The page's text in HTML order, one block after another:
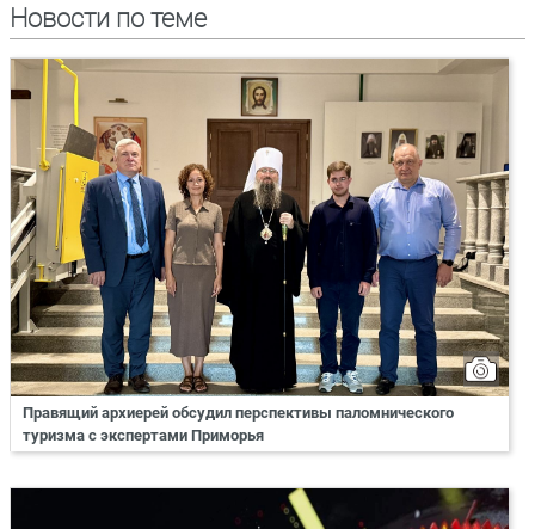
Новости по теме
Правящий архиерей обсудил перспективы паломнического
туризма с экспертами Приморья